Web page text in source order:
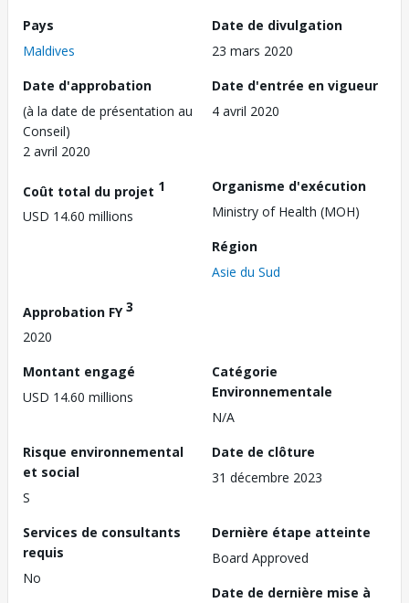
Pays
Maldives
Date de divulgation
23 mars 2020
Date d'approbation
(à la date de présentation au
Conseil)
2 avril 2020
Date d'entrée en vigueur
4 avril 2020
Coût total du projet 1
USD 14.60 millions
Organisme d'exécution
Ministry of Health (MOH)
Région
Asie du Sud
Approbation FY3
2020
Montant engagé
USD 14.60 millions
Catégorie
Environnementale
N/A
Risque environnemental
et social
S
Date de clôture
31 décembre 2023
Services de consultants
requis
No
Dernière étape atteinte
Board Approved
Date de dernière mise à